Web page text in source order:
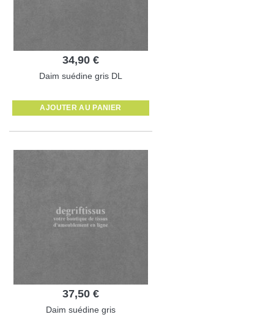
34,90 €
Daim suédine gris DL
AJOUTER AU PANIER
37,50 €
Daim suédine gris